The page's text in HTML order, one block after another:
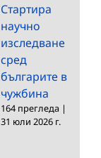
Стартира
научно
изследване
сред
българите в
чужбина
164 прегледа |
31 юли 2026 г.